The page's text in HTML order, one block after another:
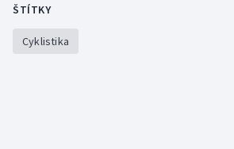
Stolní tenis
Triatlon
ŠTÍTKY
Cyklistika